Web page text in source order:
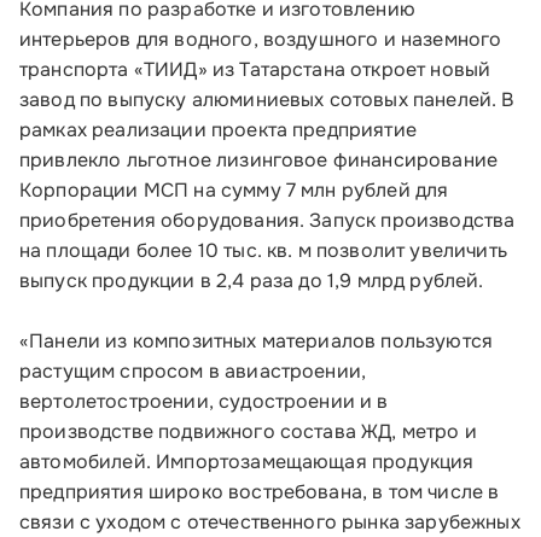
Компания по разработке и изготовлению
интерьеров для водного, воздушного и наземного
транспорта «ТИИД» из Татарстана откроет новый
завод по выпуску алюминиевых сотовых панелей. В
рамках реализации проекта предприятие
привлекло льготное лизинговое финансирование
Корпорации МСП на сумму 7 млн рублей для
приобретения оборудования. Запуск производства
на площади более 10 тыс. кв. м позволит увеличить
выпуск продукции в 2,4 раза до 1,9 млрд рублей.
«Панели из композитных материалов пользуются
растущим спросом в авиастроении,
вертолетостроении, судостроении и в
производстве подвижного состава ЖД, метро и
автомобилей. Импортозамещающая продукция
предприятия широко востребована, в том числе в
связи с уходом с отечественного рынка зарубежных